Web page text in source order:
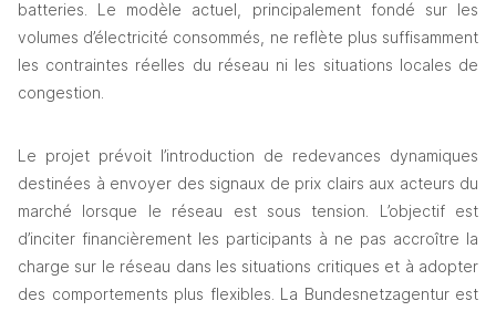
batteries. Le modèle actuel, principalement fondé sur les
volumes d’électricité consommés, ne reflète plus suffisamment
les contraintes réelles du réseau ni les situations locales de
congestion.
Le projet prévoit l’introduction de redevances dynamiques
destinées à envoyer des signaux de prix clairs aux acteurs du
marché lorsque le réseau est sous tension. L’objectif est
d’inciter financièrement les participants à ne pas accroître la
charge sur le réseau dans les situations critiques et à adopter
des comportements plus flexibles. La Bundesnetzagentur est